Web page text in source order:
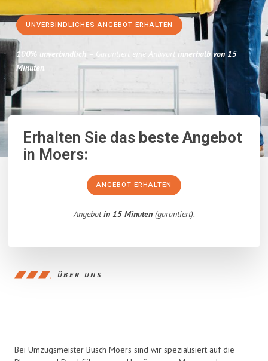
UNVERBINDLICHES ANGEBOT ERHALTEN
100% unverbindlich – Garantiert eine Antwort innerhalb von 15
Minuten.
Erhalten Sie dasbeste Angebot
in Moers:
ANGEBOT ERHALTEN
Angebotin 15 Minuten(garantiert).
ÜBER UNS
Bei Umzugsmeister Busch Moers sind wir spezialisiert auf die